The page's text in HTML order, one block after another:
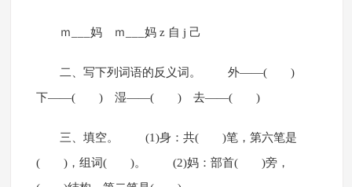
ｍ___妈 ｍ___妈 z 自 j 己
二、写下列词语的反义词。 外——( )
下——( ) 湿——( ) 去——( )
三、填空。 (1)身：共( )笔，第六笔是
( )，组词( )。 (2)妈：部首( )旁，